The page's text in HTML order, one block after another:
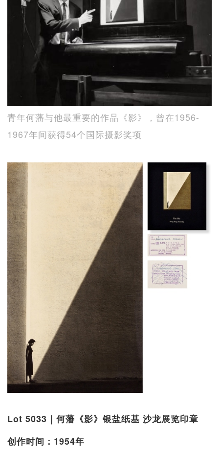
青年何藩与他最重要的作品《影》，曾在1956-
1967年间获得54个国际摄影奖项
Lot 5033｜何藩《影》银盐纸基 沙龙展览印章
创作时间：1954年